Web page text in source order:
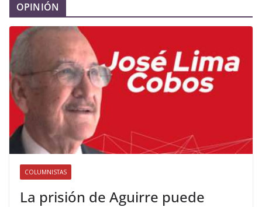
OPINIÓN
COLUMNISTAS
La prisión de Aguirre puede